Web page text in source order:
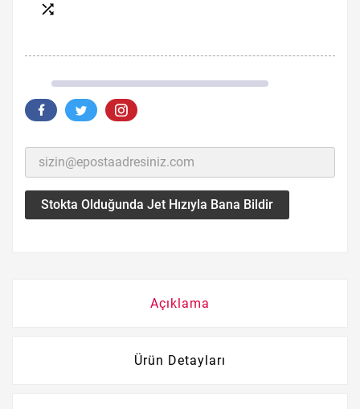

Stokta Olduğunda Jet Hızıyla Bana Bildir
Açıklama
Ürün Detayları